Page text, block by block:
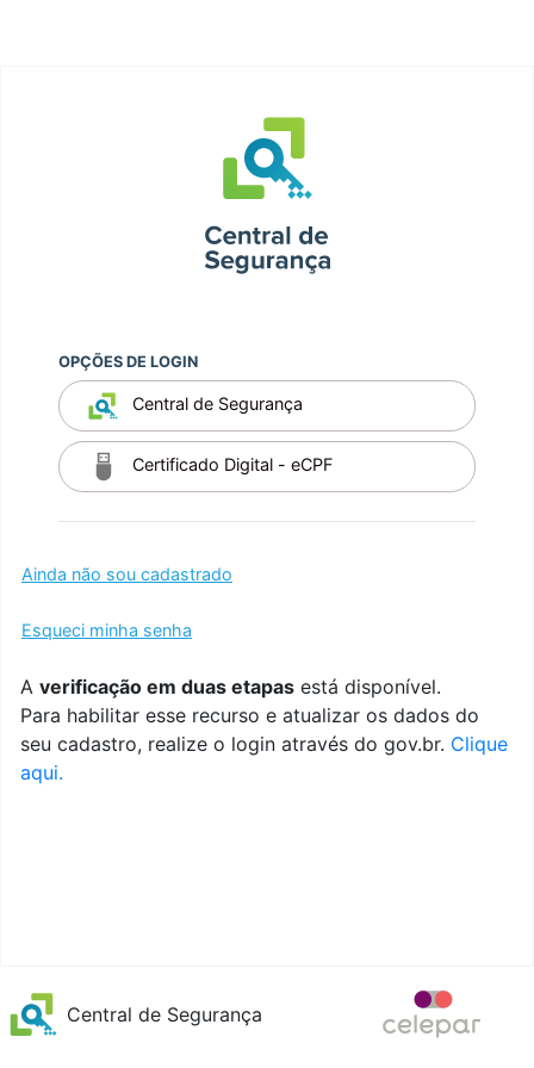
OPÇÕES DE LOGIN
Central de Segurança
Certificado Digital - eCPF
Ainda não sou cadastrado
Esqueci minha senha
A verificação em duas etapas está disponível.
Para habilitar esse recurso e atualizar os dados do
seu cadastro, realize o login através do gov.br. Clique
aqui.
Central de Segurança